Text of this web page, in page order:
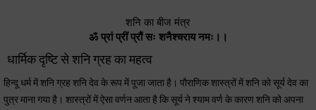
शनि का बीज मंत्र
ॐ प्रां प्रीं प्रौं सः शनैश्चराय नमः।।
धार्मिक दृष्टि से शनि ग्रह का महत्व
हिन्दू धर्म में शनि ग्रह शनि देव के रूप में पूजा जाता है। पौराणिक शास्त्रों में शनि को सूर्य देव का
पुत्र माना गया है। शास्त्रों में ऐसा वर्णन आता है कि सूर्य ने श्याम वर्ण के कारण शनि को अपना